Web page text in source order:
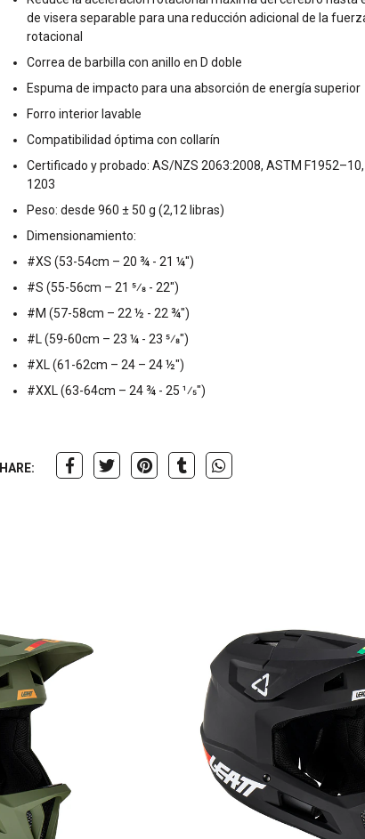
de visera separable para una reducción adicional de la
rotacional
Correa de barbilla con anillo en D doble
Espuma de impacto para una absorción de energía superior
Forro interior lavable
Compatibilidad óptima con collarín
Certificado y probado: AS/NZS 2063:2008, ASTM F1952–10,
1203
Peso: desde 960 ± 50 g (2,12 libras)
Dimensionamiento:
#XS (53-54cm – 20 ¾ - 21 ¼")
#S (55-56cm – 21 5⁄8 - 22")
#M (57-58cm – 22 ½ - 22 ¾")
#L (59-60cm – 23 ¼ - 23 5⁄8")
#XL (61-62cm – 24 – 24 ½")
#XXL (63-64cm – 24 ¾ - 25 1⁄5")